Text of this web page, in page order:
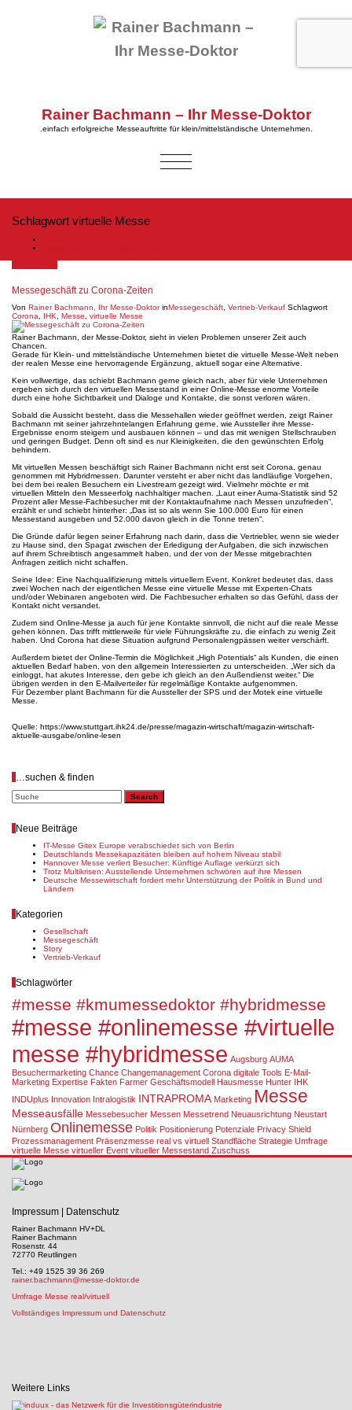
Rainer Bachmann – Ihr Messe-Doktor
.einfach erfolgreiche Messeauftritte für klein/mittelständische Unternehmen.
SCHALTE
Schlagwort virtuelle Messe
Messegeschäft zu Corona-Zeiten
Von Rainer Bachmann, Ihr Messe-Doktor inMessegeschäft Vertrieb-Verkauf Schlagwort
Corona
IHK Messe virtuelle Messe
Rainer Bachmann, der Messe-Doktor, sieht in vielen Problemen unserer Zeit auch
Chancen.
Gerade für Klein- und mittelständische Unternehmen bietet die virtuelle Messe-Welt neben
der realen Messe eine hervorragende Ergänzung, aktuell sogar eine Alternative.
Kein vollwertige, das schiebt Bachmann gerne gleich nach, aber für viele Unternehmen
ergeben sich durch den virtuellen Messestand in einer Online-Messe enorme Vorteile
durch eine hohe Sichtbarkeit und Dialoge und Kontakte, die sonst verloren wären.
Sobald die Aussicht besteht, dass die Messehallen wieder geöffnet werden, zeigt Rainer
Bachmann mit seiner jahrzehntelangen Erfahrung gerne, wie Aussteller ihre Messe-
Ergebnisse enorm steigern und ausbauen können – und das mit wenigen Stellschrauben
und geringen Budget. Denn oft sind es nur Kleinigkeiten, die den gewünschten Erfolg
behindern.
Mit virtuellen Messen beschäftigt sich Rainer Bachmann nicht erst seit Corona, genau
genommen mit Hybridmessen. Darunter versteht er aber nicht das landläufige Vorgehen,
bei dem bei realen Besuchern ein Livestream gezeigt wird. Vielmehr möchte er mit
virtuellen Mitteln den Messeerfolg nachhaltiger machen. „Laut einer Auma-Statistik sind 52
Prozent aller Messe-Fachbesucher mit der Kontaktaufnahme nach Messen unzufrieden“,
erzählt er und schiebt hinterher: „Das ist so als wenn Sie 100.000 Euro für einen
Messestand ausgeben und 52.000 davon gleich in die Tonne treten“.
Die Gründe dafür liegen seiner Erfahrung nach darin, dass die Vertriebler, wenn sie wieder
zu Hause sind, den Spagat zwischen der Erledigung der Aufgaben, die sich inzwischen
auf ihrem Schreibtisch angesammelt haben, und der von der Messe mitgebrachten
Anfragen zeitlich nicht schaffen.
Seine Idee: Eine Nachqualifizierung mittels virtuellem Event. Konkret bedeutet das, dass
zwei Wochen nach der eigentlichen Messe eine virtuelle Messe mit Experten-Chats
und/oder Webinaren angeboten wird. Die Fachbesucher erhalten so das Gefühl, dass der
Kontakt nicht versandet.
Zudem sind Online-Messe ja auch für jene Kontakte sinnvoll, die nicht auf die reale Messe
gehen können. Das trifft mittlerweile für viele Führungskräfte zu, die einfach zu wenig Zeit
haben. Und Corona hat diese Situation aufgrund Personalengpässen weiter verschärft.
Außerdem bietet der Online-Termin die Möglichkeit „High Potentials“ als Kunden, die einen
aktuellen Bedarf haben, von den allgemein Interessierten zu unterscheiden. „Wer sich da
einloggt, hat akutes Interesse, den gebe ich gleich an den Außendienst weiter.“ Die
übrigen werden in den E-Mailverteiler für regelmäßige Kontakte aufgenommen.
Für Dezember plant Bachmann für die Aussteller der SPS und der Motek eine virtuelle
Messe.
Quelle: https://www.stuttgart.ihk24.de/presse/magazin-wirtschaft/magazin-wirtschaft-
aktuelle-ausgabe/online-lesen
…suchen & finden
Neue Beiträge
IT-Messe Gitex Europe verabschiedet sich von Berlin
Deutschlands Messekapazitäten bleiben auf hohem Niveau stabil
Hannover Messe verliert Besucher: Künftige Auflage verkürzt sich
Trotz Multikrisen: Ausstellende Unternehmen schwören auf ihre Messen
Deutsche Messewirtschaft fordert mehr Unterstützung der Politik in Bund und
Ländern
Kategorien
Gesellschaft
Messegeschäft
Story
Vertrieb-Verkauf
Schlagwörter
#messe #kmumessedoktor #hybridmesse
#messe #onlinemesse #virtuelle
messe #hybridmesse Augsburg AUMA
Besuchermarketing Chance Changemanagement Corona digitale Tools E-Mail-
Marketing Expertise Fakten Farmer Geschäftsmodell Hausmesse Hunter IHK
INDUplus Innovation Intralogistik INTRAPROMA Marketing Messe
Messeausfälle Messebesucher Messen Messetrend Neuausrichtung Neustart
Nürnberg Onlinemesse Politik Positionierung Potenziale Privacy Shield
Prozessmanagement Präsenzmesse real vs virtuell Standfläche Strategie Umfrage
virtuelle Messe virtueller Event vitueller Messestand Zuschuss
Impressum | Datenschutz
Rainer Bachmann HV+DL
Rainer Bachmann
Rosenstr. 44
72770 Reutlingen
Tel.: +49 1525 39 36 269
rainer.bachmann@messe-doktor.de
Umfrage Messe real/virtuell
Vollständiges Impressum und Datenschutz
Weitere Links